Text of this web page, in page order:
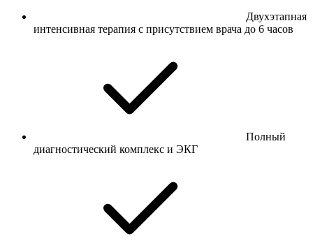
Двухэтапная
интенсивная терапия с присутствием врача до 6 часов
Полный
диагностический комплекс и ЭКГ